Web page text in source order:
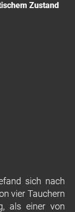
Zustand
sich nach
vier Tauchern
als einer von